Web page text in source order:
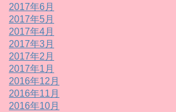
2017年6月
2017年5月
2017年4月
2017年3月
2017年2月
2017年1月
2016年12月
2016年11月
2016年10月